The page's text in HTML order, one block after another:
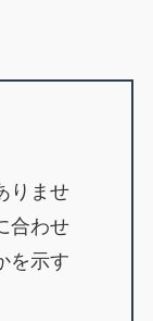
りませ
合わせ
を示す